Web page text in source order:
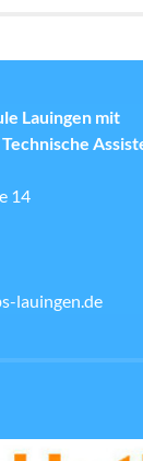
Lauingen mit
14
lauingen.de